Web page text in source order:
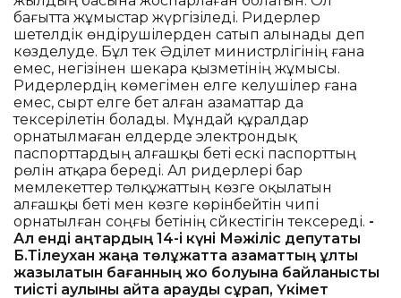
бағытта жұмыстар жүргізіледі. Ридерлер
шетелдік өндірушілерден сатып алынады деп
көзделуде. Бұл тек Әділет министрлігінің ғана
емес, негізінен шекара қызметінің жұмысы.
Ридерлердің көмегімен елге келушілер ғана
емес, сырт елге бет алған азаматтар да
тексерілетін болады. Мұндай құралдар
орнатылмаған елдерде электрондық
паспорттардың алғашқы беті ескі паспорттың
рөлін атқара береді. Ал ридерлері бар
мемлекеттер төлқұжаттың көзге оқылатын
алғашқы беті мен көзге көрінбейтін чипі
орнатылған соңғы бетінің сәйкестігін тексереді. -
Ал енді қаңтардың 14-і күні Мәжіліс депутаты
Б.Тілеухан жаңа төлқұжатта азаматтың ұлты
жазылатын бағанның жоқ болуына байланысты
тиісті қаулыны қайта қарауды сұрап, Үкімет